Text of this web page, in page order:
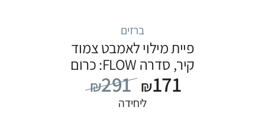
ברזים
פיית מילוי לאמבט צמוד
קיר, סדרה FLOW: כרום
₪291 ₪171
ליחידה